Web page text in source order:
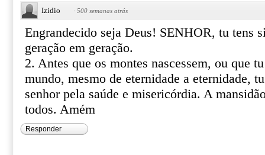
Izidio · 500 semanas atrás
Engrandecido seja Deus! SENHOR, tu tens
geração em geração.
2. Antes que os montes nascessem, ou que
mundo, mesmo de eternidade a eternidade,
senhor pela saúde e misericórdia. A
todos. Amém
Responder